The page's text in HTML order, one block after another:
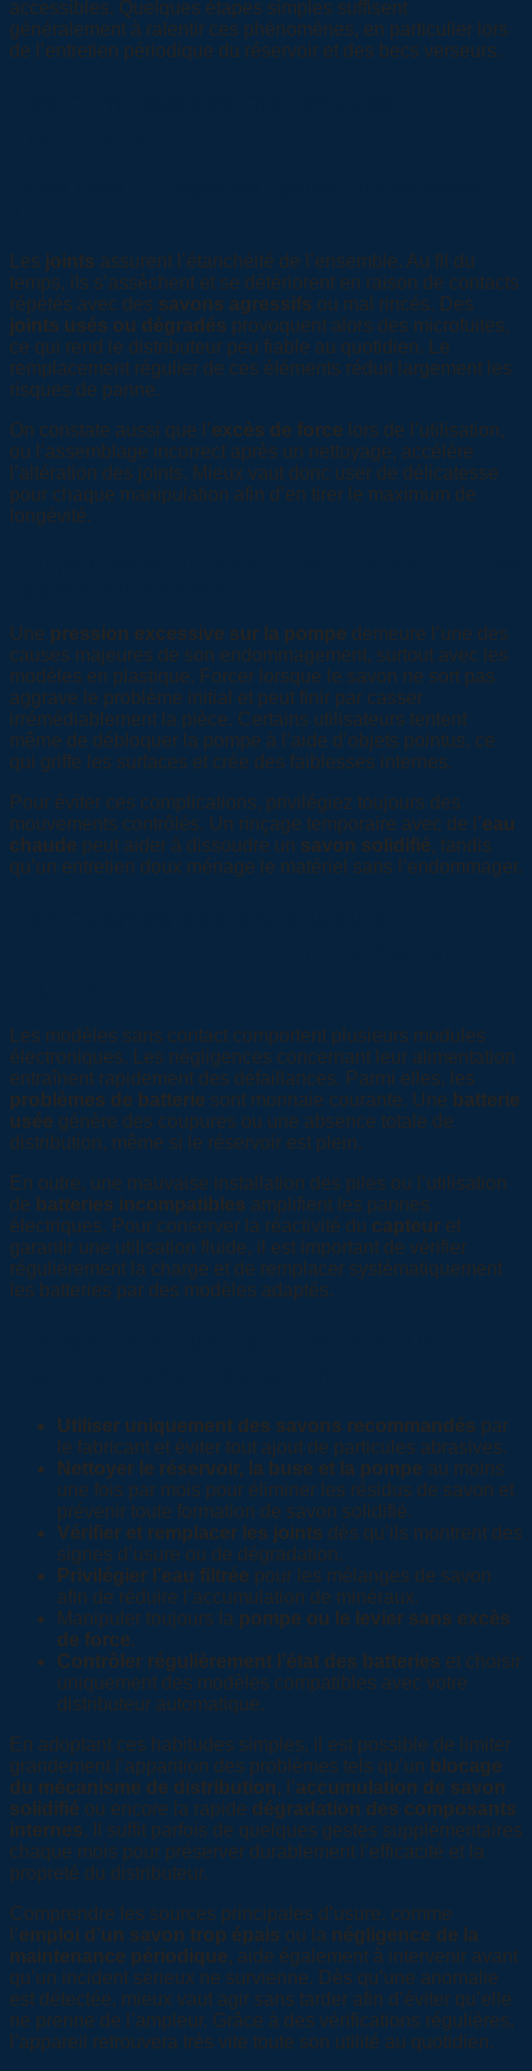
accessibles. Quelques étapes simples suffisent
généralement à ralentir ces phénomènes, en particulier lors
de l’entretien périodique du réservoir et des becs verseurs.
Les joints assurent l’étanchéité de l’ensemble. Au fil du
temps, ils s’assèchent et se détériorent en raison de contacts
répétés avec des savons agressifs ou mal rincés. Des
joints usés ou dégradés provoquent alors des microfuites,
ce qui rend le distributeur peu fiable au quotidien. Le
remplacement régulier de ces éléments réduit largement les
risques de panne.
On constate aussi que l’excès de force lors de l’utilisation,
ou l’assemblage incorrect après un nettoyage, accélère
l’altération des joints. Mieux vaut donc user de délicatesse
pour chaque manipulation afin d’en tirer le maximum de
longévité.
Une pression excessive sur la pompe demeure l’une des
causes majeures de son endommagement, surtout avec les
modèles en plastique. Forcer lorsque le savon ne sort pas
aggrave le problème initial et peut finir par casser
irrémédiablement la pièce. Certains utilisateurs tentent
même de débloquer la pompe à l’aide d’objets pointus, ce
qui griffe les surfaces et crée des faiblesses internes.
Pour éviter ces complications, privilégiez toujours des
mouvements contrôlés. Un rinçage temporaire avec de l’eau
chaude peut aider à dissoudre un savon solidifié, tandis
qu’un entretien doux ménage le matériel sans l’endommager.
Les modèles sans contact comportent plusieurs modules
électroniques. Les négligences concernant leur alimentation
entraînent rapidement des défaillances. Parmi elles, les
problèmes de batterie sont monnaie courante. Une batterie
usée génère des coupures ou une absence totale de
distribution, même si le réservoir est plein.
En outre, une mauvaise installation des piles ou l’utilisation
de batteries incompatibles amplifient les pannes
électriques. Pour conserver la réactivité du capteur et
garantir une utilisation fluide, il est important de vérifier
régulièrement la charge et de remplacer systématiquement
les batteries par des modèles adaptés.
Utiliser uniquement des savons recommandés par
le fabricant et éviter tout ajout de particules abrasives.
Nettoyer le réservoir, la buse et la pompe au moins
une fois par mois pour éliminer les résidus de savon et
prévenir toute formation de savon solidifié.
Vérifier et remplacer les joints dès qu’ils montrent des
signes d’usure ou de dégradation.
Privilégier l’eau filtrée pour les mélanges de savon
afin de réduire l’accumulation de minéraux.
Manipuler toujours la pompe ou le levier sans excès
de force.
Contrôler régulièrement l’état des batteries et choisir
uniquement des modèles compatibles avec votre
distributeur automatique.
En adoptant ces habitudes simples, il est possible de limiter
grandement l’apparition des problèmes tels qu’un blocage
du mécanisme de distribution , l’accumulation de savon
solidifié ou encore la rapide dégradation des composants
internes. Il suffit parfois de quelques gestes supplémentaires
chaque mois pour préserver durablement l’efficacité et la
propreté du distributeur.
Comprendre les sources principales d’usure, comme
l’emploi d’un savon trop épais ou la négligence de la
maintenance périodique, aide également à intervenir avant
qu’un incident sérieux ne survienne. Dès qu’une anomalie
est détectée, mieux vaut agir sans tarder afin d’éviter qu’elle
ne prenne de l’ampleur. Grâce à des vérifications régulières,
l’appareil retrouvera très vite toute son utilité au quotidien.